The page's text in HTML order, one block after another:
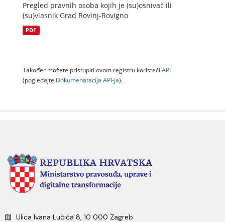
Pregled pravnih osoba kojih je (su)osnivač ili
(su)vlasnik Grad Rovinj-Rovigno
PDF
Također možete pristupiti ovom registru koristeći API
(pogledajte Dokumenаtаcijа API-jа).